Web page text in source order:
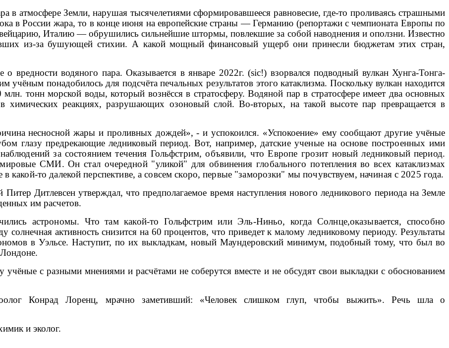
в атмосфере Земли, нарушая тысячелетиями сформировавшееся равновесие, где-то проливаясь страшными
ока в России жара, то в конце июня на европейские страны — Германию (репортажи с чемпионата Европы по
Италию — обрушились сильнейшие штормы, повлекшие за собой наводнения и оползни. Известно
из-за бушующей стихии. А какой мощный финансовый ущерб они принесли бюджетам этих стран,
вредности водяного пара. Оказывается в январе 2022г. (sic!) взорвался подводный вулкан Хунга-Тонга-
учёным понадобилось для подсчёта печальных результатов этого катаклизма. Поскольку вулкан находится
тонн морской воды, который вознёсся в стратосферу. Водяной пар в стратосфере имеет два основных
химических реакциях, разрушающих озоновый слой. Во-вторых, на такой высоте пар превращается в
несносной жары и проливных дождей», - и успокоился. «Успокоение» ему сообщают другие учёные
глазу предрекающие ледниковый период. Вот, например, датские ученые на основе построенных ими
за состоянием течения Гольфстрим, объявили, что Европе грозит новый ледниковый период.
СМИ. Он стал очередной "уликой" для обвинения глобального потепления во всех катаклизмах
в какой-то далекой перспективе, а совсем скоро, первые "заморозки" мы почувствуем, начиная с 2025 года.
Питер Дитлевсен утверждал, что предполагаемое время наступления нового ледникового периода на Земле
им расчетов.
астрономы. Что там какой-то Гольфстрим или Эль-Ниньо, когда Солнце,оказывается, способно
активность снизится на 60 процентов, что приведет к малому ледниковому периоду. Результаты
в Уэльсе. Наступит, по их выкладкам, новый Маундеровский минимум, подобный тому, что был во
Лондоне.
учёные с разными мнениями и расчётами не соберутся вместе и не обсудят свои выкладки с обоснованием
Конрад Лоренц, мрачно заметивший: «Человек слишком глуп, чтобы выжить». Речь шла о
и эколог.